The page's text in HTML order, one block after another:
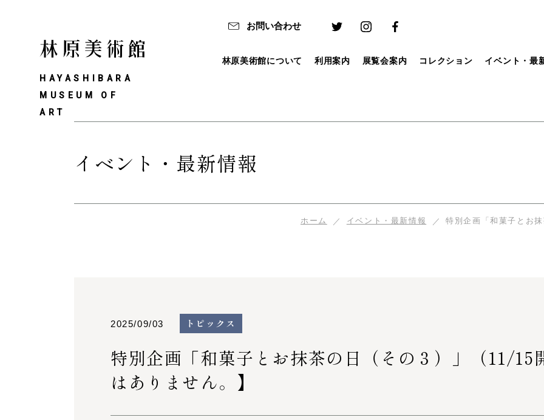
HAYASHIBARA
MUSEUM OF
ART
お問い合わせ
林原美術館について 利用案内 展覧会案内 コレクション イベント・最
イベント・最新情報
ホーム イベント・最新情報 特別企画「和菓子とお
2025/09/03 トピックス
特別企画「和菓子とお抹茶の日（その３）」（11/
はありません。】